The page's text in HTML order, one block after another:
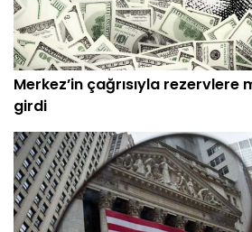
Merkez’in çağrısıyla
girdi